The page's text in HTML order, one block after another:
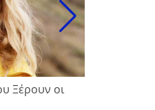
Ξέρουν οι